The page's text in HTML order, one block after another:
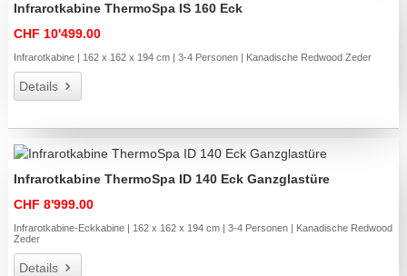
Infrarotkabine ThermoSpa IS 160 Eck
CHF 10'499.00
Infrarotkabine | 162 x 162 x 194 cm | 3-4 Personen | Kanadische Redwood Zeder
Details
Infrarotkabine ThermoSpa ID 140 Eck Ganzglastüre
CHF 8'999.00
Infrarotkabine-Eckkabine | 162 x 162 x 194 cm | 3-4 Personen | Kanadische Redwood
Zeder
Details